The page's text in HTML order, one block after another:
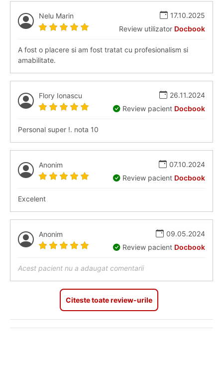
Nelu Marin
17.10.2025
Review utilizator Docbook
A fost o placere si am fost tratat cu profesionalism si
amabilitate.
Flory Ionascu
26.11.2024
Review pacient Docbook
Personal super !. nota 10
Anonim
07.10.2024
Review pacient Docbook
Excelent
Anonim
09.05.2024
Review pacient Docbook
Acest pacient nu a adaugat comentarii
Citeste toate review-urile